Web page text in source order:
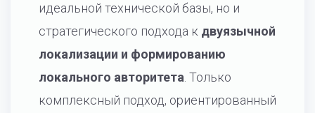
идеальной технической базы, но и
стратегического подхода к двуязычной
локализации и формированию
локального авторитета . Только
комплексный подход, ориентированный